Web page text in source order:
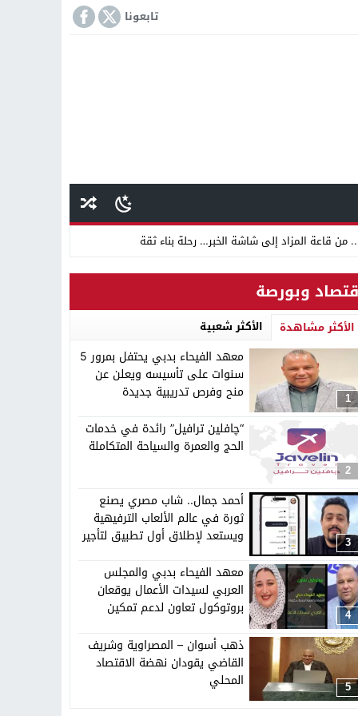
تابعونا
من قاعة المزاد إلى شاشة الخبر… رحلة بناء ثقة
دينية سودانية
15:51 بشار سعود.. “78 ساعة غيرت كل شيء”
وبورصة
الأكثر مشاهدة الأكثر شعبية
1
معهد الفيحاء بدبي يحتفل بمرور 5
سنوات على تأسيسه ويعلن عن
منح وفرص تدريبية جديدة
2
“چافلين ترافيل” رائدة في خدمات
الحج والعمرة والسياحة المتكاملة
3
أحمد جمال.. شاب مصري يصنع
ثورة في عالم الألعاب الترفيهية
ويستعد لإطلاق أول تطبيق لتأجير
4
معهد الفيحاء بدبي والمجلس
العربي لسيدات الأعمال يوقعان
بروتوكول تعاون لدعم تمكين
5
ذهب أسوان – المصراوية وشريف
القاضي يقودان نهضة الاقتصاد
المحلي